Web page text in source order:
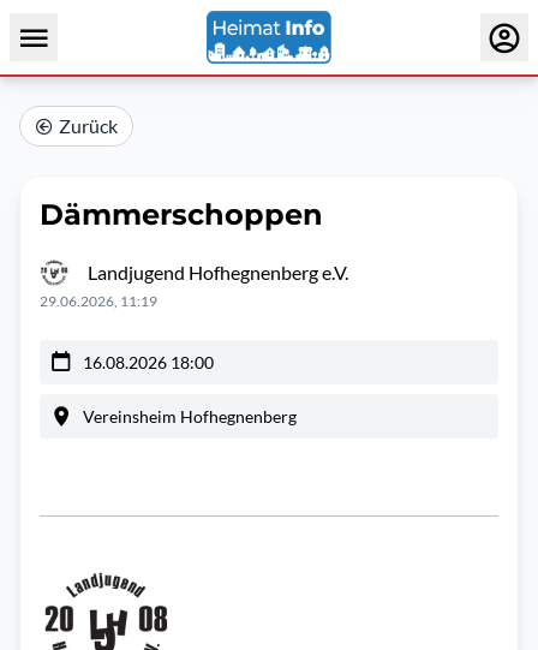
Zurück
Dämmerschoppen
Landjugend Hofhegnenberg e.V.
29.06.2026, 11:19
16.08.2026 18:00
Vereinsheim Hofhegnenberg